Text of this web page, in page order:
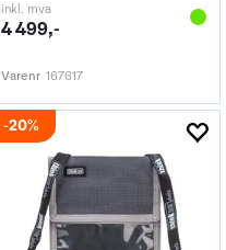
inkl. mva
4 499,-
Varenr 167617
20%